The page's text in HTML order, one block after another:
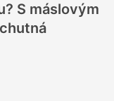
S máslovým